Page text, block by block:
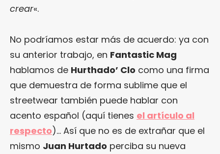
crear«.
No podríamos estar más de acuerdo: ya con
su anterior trabajo, en Fantastic Mag
hablamos de Hurthado’ Clo como una firma
que demuestra de forma sublime que el
streetwear también puede hablar con
acento español (aquí tienes el artículo al
respecto)… Así que no es de extrañar que el
mismo Juan Hurtado perciba su nueva